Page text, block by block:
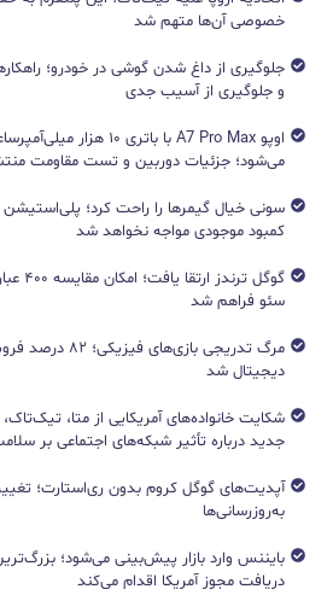
خصوصی آن‌ها متهم شد
جلوگیری از داغ شدن گوشی در خودرو؛
و جلوگیری از آسیب جدی
می‌شود؛ جزئیات دوربین و تست مقاومت
کمبود موجودی مواجه نخواهد شد
گوگل
سئو فراهم شد
مرگ تدریجی
دیجیتال شد
شکایت خانواده‌های آمریکایی از متا،
جدید درباره تأثیر شبکه‌های اجتماعی بر
آپدیت‌های گوگل کروم بدون ری‌استارت؛
به‌روزرسانی‌ها
بایننس وارد بازار پیش‌بینی می‌شود؛
دریافت مجوز آمریکا اقدام می‌کند